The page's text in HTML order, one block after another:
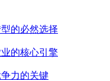
的必然选择
的核心引擎
力的关键